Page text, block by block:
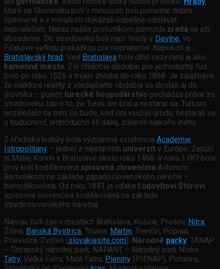
ktoré na Slovensku boli v minulosti boli pomerne dobre
opevnené a v minulosti dokázali úspešne odolávať
nepriateľom. Neraz našim protivníkom pomohla zrada na ich
obsadenie. Do stredoveku boli napr. hrady v Devíne, vo
Fiľakove veľkou prekážkou pre nepriateľov. Napokon aj
Bratislavský hrad . Veď Bratislava bola dlho nazývaná aj ako
kamenné mesto . Zlé obdobie obdobie pre jednoduchý ľud
bolo po roku 1526 a trvalo zhruba do roku 1868. Je zaujímavé,
že niektoré reality z vtedajšieho obdobia sa dostali aj do
slovníka – pojem turecké hospodárstvo pochádza práve zo
stredoveku. Ide o to, že Turek len bral a nestaral sa. Turkom
nezáležalo na tom, čo bude, keď oni využijú úrodu, nestarali sa
o budúcnosť, jednoducho šli ďalej, zdierali niekoho iného.
Z hľadiska kultúry bola významná existencia Academie
Istropolitany – jednej z najstarších univerzít v Európe. Založil
je Matej Korvín v Bratislave okolo roku 1466. V roku 1787 bola
prvý krát kodifikovaná spisovná slovenčina Antonom
Bernolákom na základe západoslovenského nárečia –
bernolákovčina. Od roku 1843 je vďaka Ľudovítovi Štúrovi
spisovná slovenčina kodifikovaná na základe
stredoslovenského nárečia.
Najviac ľudí žije v mestách Bratislava, Košice, Prešov, Nitra,
Žilina, Banská Bystrica, Trnava, Martin, Trenčín, Poprad,
Prievidza, Zvolen (slovakiasite.com). Národné parky: TANAP
– Tatranský národný park, NAPANT – Národný park Nízke
Tatry, Veľká Fatra, Malá Fatra, Pieniny (PIENAP), Poloniny,